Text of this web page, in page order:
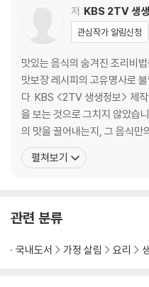
마포돼지갈비 046
단호박오리찜 050
LA갈비 054
돼지고기 김치말이찜 058
고등어 김치조림 062
PART 2
찌개, 국, 밑반찬
꽃게탕 068
소고기볶은고추장 080
간장새우 086
저 KBS 2TV 생
관심작가 알림신청
맛있는 음식의 숨겨진 조리비
맛보장 레시피의 고유명사로
다. KBS <2TV 생생정보> 제
을 보는 것으로 그치지 않았습
의 맛을 끌어내는지, 그 음식만
하기 위해 부단히 노력했습니
게 전해진 덕분에 더욱 사랑받
펼쳐보기
관련 분류
국내도서 가정 살림 요리